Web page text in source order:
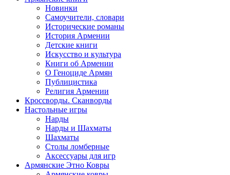
Новинки
Самоучители, словари
Исторические романы
История Армении
Детские книги
Иcкусство и культура
Книги об Армении
О Геноциде Армян
Публицистика
Религия Армении
Кроссворды. Сканворды
Настольные игры
Нарды
Нарды и Шахматы
Шахматы
Столы ломберные
Аксессуары для игр
Армянские Этно Ковры